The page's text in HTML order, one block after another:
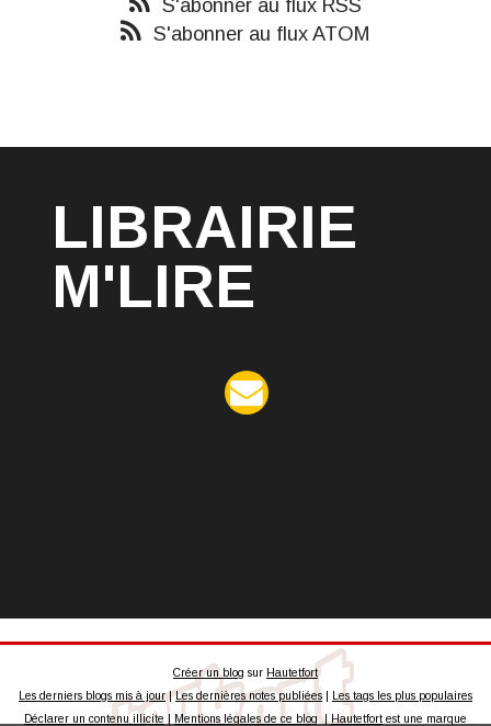
S'abonner au flux RSS
S'abonner au flux ATOM
LIBRAIRIE
M'LIRE
Créer un blog sur Hautetfort
Les derniers blogs mis à jour|Les dernières notes publiées
Les tags les plus populaires
Déclarer un contenu illicite
Mentions légales de ce blog | Hautetfort est une marque